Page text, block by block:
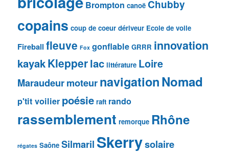
Brompton canoë Chubby
copains coup de coeur dériveur Ecole de voile
Fireball fleuve Fox gonflable GRRR innovation
kayakKlepperlac littérature Loire
MaraudeurmoteurnavigationNomad
p'tit voilier poésie raft rando
rassemblement remorque Rhône
régates Saône Silmaril Skerrysolaire